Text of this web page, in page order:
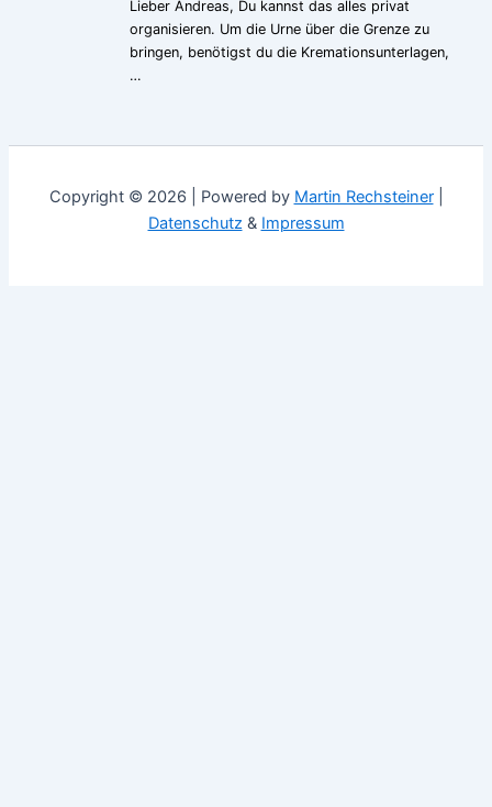
Lieber Andreas, Du kannst das alles privat
organisieren. Um die Urne über die Grenze zu
bringen, benötigst du die Kremationsunterlagen,
…
Copyright © 2026 | Powered by Martin Rechsteiner|
Datenschutz& Impressum